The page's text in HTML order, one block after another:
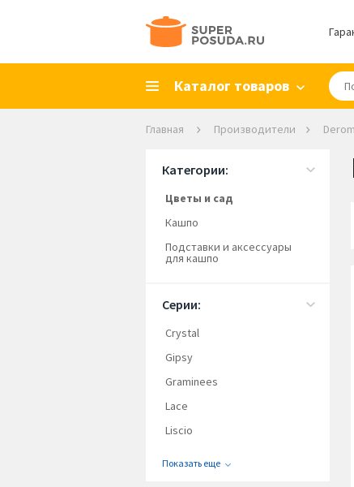
Каталог товаров
Главная Производители
Категории:
Цветы и сад
Кашпо
Подставки и аксессуары
для кашпо
Серии:
Crystal
Gipsy
Graminees
Lace
Liscio
Показать еще